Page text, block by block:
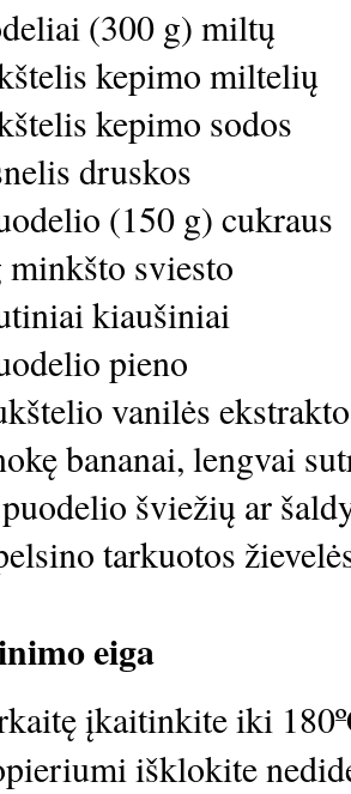
(300 g) miltų
kepimo miltelių
kepimo sodos
druskos
(150 g) cukraus
minkšto sviesto
kiaušiniai
pieno
vanilės ekstrakto
bananai, lengvai
šviežių ar
tarkuotos
eiga
įkaitinkite iki 180
išklokite